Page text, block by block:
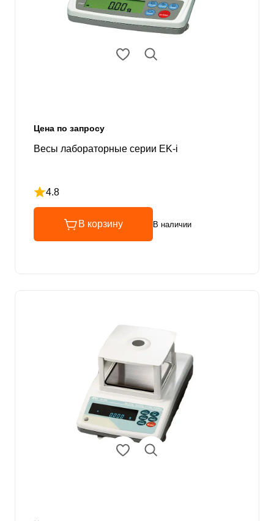
Цена по запросу
Весы лабораторные серии EK-i
4.8
Рейтинг 4.8 из 5
В корзину В наличии